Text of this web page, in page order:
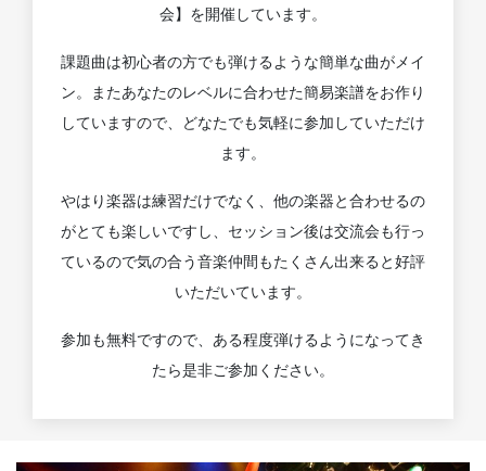
会】を開催しています。
課題曲は初心者の方でも弾けるような簡単な曲がメイ
ン。またあなたのレベルに合わせた簡易楽譜をお作り
していますので、どなたでも気軽に参加していただけ
ます。
やはり楽器は練習だけでなく、他の楽器と合わせるの
がとても楽しいですし、セッション後は交流会も行っ
ているので気の合う音楽仲間もたくさん出来ると好評
いただいています。
参加も無料ですので、ある程度弾けるようになってき
たら是非ご参加ください。